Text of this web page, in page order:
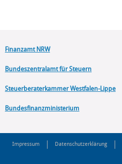
Finanzamt NRW
Bundeszentralamt für Steuern
Steuerberaterkammer Westfalen-Lippe
Bundesfinanzministerium
Impressum Datenschutzerklärung